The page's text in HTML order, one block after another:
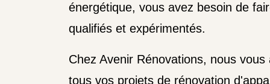
énergétique, vous avez besoin de
qualifiés et expérimentés.
Chez Avenir Rénovations, nous
tous vos projets de rénovation